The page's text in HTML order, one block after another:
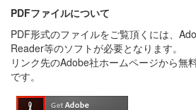
PDFファイルについて
PDF形式のファイルをご覧頂くには、
Reader等のソフトが必要となります。
リンク先のAdobe社ホームページから無
です。